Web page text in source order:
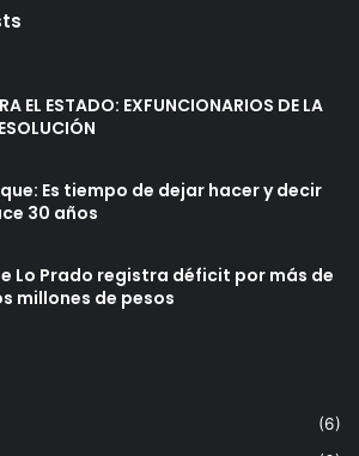
EL ESTADO: EXFUNCIONARIOS DE LA
Es tiempo de dejar hacer y decir
30 años
Lo Prado registra déficit por más de
millones de pesos
(6)